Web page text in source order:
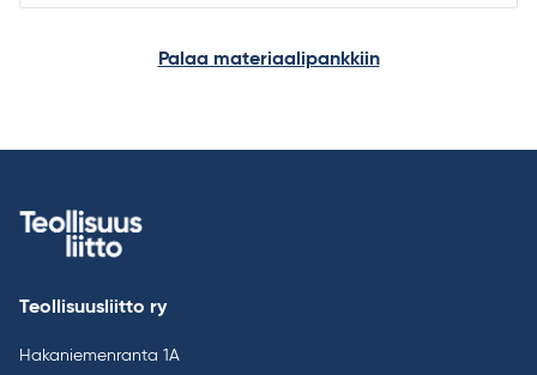
Palaa materiaalipankkiin
Teollisuusliitto ry
Hakaniemenranta 1A